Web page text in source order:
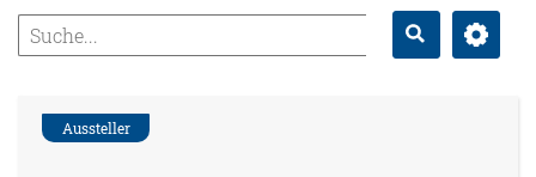
Suche
Aussteller